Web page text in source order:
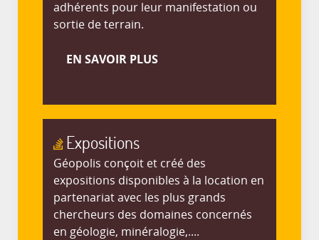
adhérents pour leur manifestation ou
sortie de terrain.
EN SAVOIR PLUS
Expositions
Géopolis conçoit et créé des
expositions disponibles à la location en
partenariat avec les plus grands
chercheurs des domaines concernés
en géologie, minéralogie,....